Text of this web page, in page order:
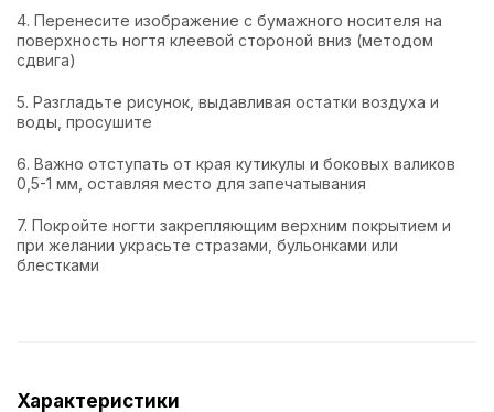
4. Перенесите изображение с бумажного носителя на
поверхность ногтя клеевой стороной вниз (методом
сдвига)
5. Разгладьте рисунок, выдавливая остатки воздуха и
воды, просушите
6. Важно отступать от края кутикулы и боковых валиков
0,5-1 мм, оставляя место для запечатывания
7. Покройте ногти закрепляющим верхним покрытием и
при желании украсьте стразами, бульонками или
блестками
Характеристики